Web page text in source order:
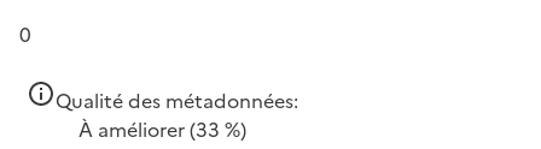
0
Qualité des métadonnées:
À améliorer(33 %)